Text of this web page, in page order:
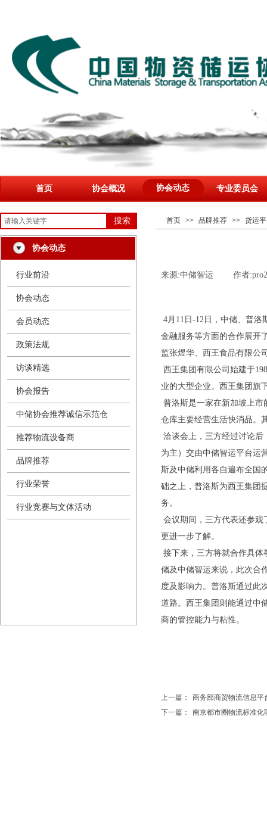
首页 协会概况 协会动态 专业委员会
搜索 首页 >> 品牌推荐 >> 货运
协会动态
来源:中储智运 作者:
4月11日-12日，中储、普
金融服务等方面的合作展开
监张煜华、西王食品有限公
西王集团有限公司始建于
业的大型企业。西王集团旗
普洛斯是一家在新加坡上市
仓库主要经营生活快消品。
洽谈会上，三方经过讨论
为主）交由中储智运平台运
斯及中储利用各自遍布全国
础之上，普洛斯为西王集团
务。
会议期间，三方代表还参
更进一步了解。
接下来，三方将就合作具体
储及中储智运来说，此次合
度及影响力。普洛斯通过此
道路。西王集团则能通过中
商的管控能力与粘性。
上一篇：
商务部商贸物流信息平
下一篇：
南京都市圈物流标准化
行业前沿
协会动态
会员动态
政策法规
访谈精选
协会报告
中储协会推荐诚信示范仓
推荐物流设备商
品牌推荐
行业荣誉
行业竞赛与文体活动